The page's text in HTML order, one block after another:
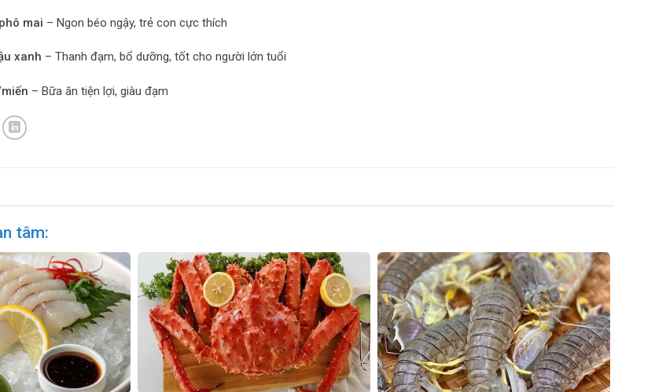
mai – Ngon béo ngậy, trẻ con cực thích
xanh – Thanh đạm, bổ dưỡng, tốt cho người lớn tuổi
– Bữa ăn tiện lợi, giàu đạm
tâm: